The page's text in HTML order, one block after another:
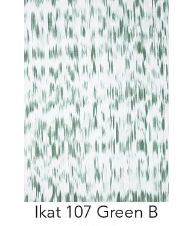
Ikat 107 Green B